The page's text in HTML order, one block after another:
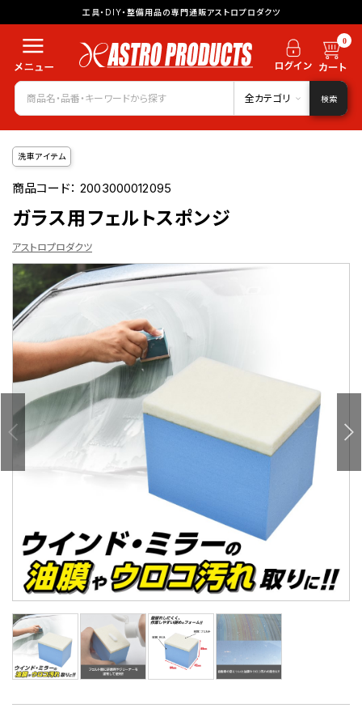
工具・DIY・整備用品の専門通販アストロプロダクツ
0
全カテゴリ 検索
洗車アイテム
商品コード：2003000012095
ガラス用フェルトスポンジ
アストロプロダクツ